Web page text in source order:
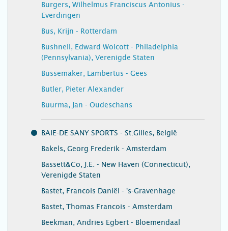
Burgers, Wilhelmus Franciscus Antonius -
Everdingen
Bus, Krijn - Rotterdam
Bushnell, Edward Wolcott - Philadelphia
(Pennsylvania), Verenigde Staten
Bussemaker, Lambertus - Gees
Butler, Pieter Alexander
Buurma, Jan - Oudeschans
BAIE-DE SANY SPORTS - St.Gilles, België
Bakels, Georg Frederik - Amsterdam
Bassett&Co, J.E. - New Haven (Connecticut),
Verenigde Staten
Bastet, Francois Daniël - 's-Gravenhage
Bastet, Thomas Francois - Amsterdam
Beekman, Andries Egbert - Bloemendaal